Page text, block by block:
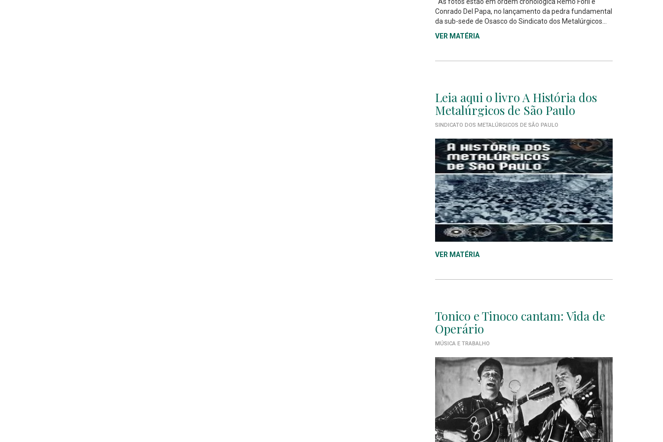
Conrado Del Papa, no lançamento da pedra fundamental
da sub-sede de Osasco do Sindicato dos Metalúrgicos...
VER MATÉRIA
Leia aqui o livro A História dos
Metalúrgicos de São Paulo
SINDICATO DOS METALÚRGICOS DE SÃO PAULO
VER MATÉRIA
Tonico e Tinoco cantam: Vida de
Operário
MÚSICA E TRABALHO